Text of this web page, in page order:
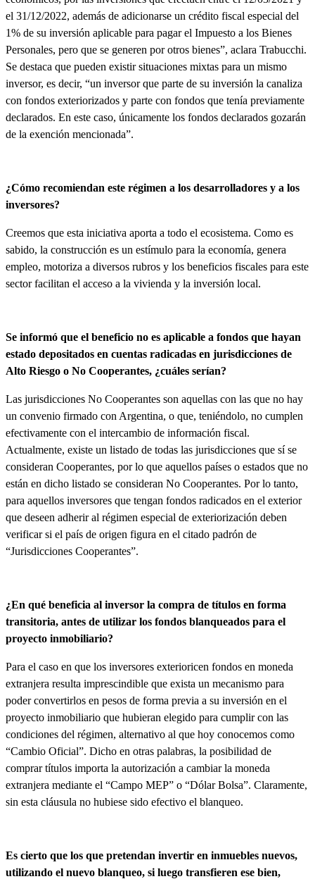
el 31/12/2022, además de adicionarse un crédito fiscal especial del
1% de su inversión aplicable para pagar el Impuesto a los Bienes
Personales, pero que se generen por otros bienes”, aclara Trabucchi.
Se destaca que pueden existir situaciones mixtas para un mismo
inversor, es decir, “un inversor que parte de su inversión la canaliza
con fondos exteriorizados y parte con fondos que tenía previamente
declarados. En este caso, únicamente los fondos declarados gozarán
de la exención mencionada”.
¿Cómo recomiendan este régimen a los desarrolladores y a los
inversores?
Creemos que esta iniciativa aporta a todo el ecosistema. Como es
sabido, la construcción es un estímulo para la economía, genera
empleo, motoriza a diversos rubros y los beneficios fiscales para este
sector facilitan el acceso a la vivienda y la inversión local.
Se informó que el beneficio no es aplicable a fondos que hayan
estado depositados en cuentas radicadas en jurisdicciones de
Alto Riesgo o No Cooperantes, ¿cuáles serían?
Las jurisdicciones No Cooperantes son aquellas con las que no hay
un convenio firmado con Argentina, o que, teniéndolo, no cumplen
efectivamente con el intercambio de información fiscal.
Actualmente, existe un listado de todas las jurisdicciones que sí se
consideran Cooperantes, por lo que aquellos países o estados que no
están en dicho listado se consideran No Cooperantes. Por lo tanto,
para aquellos inversores que tengan fondos radicados en el exterior
que deseen adherir al régimen especial de exteriorización deben
verificar si el país de origen figura en el citado padrón de
“Jurisdicciones Cooperantes”.
¿En qué beneficia al inversor la compra de títulos en forma
transitoria, antes de utilizar los fondos blanqueados para el
proyecto inmobiliario?
Para el caso en que los inversores exterioricen fondos en moneda
extranjera resulta imprescindible que exista un mecanismo para
poder convertirlos en pesos de forma previa a su inversión en el
proyecto inmobiliario que hubieran elegido para cumplir con las
condiciones del régimen, alternativo al que hoy conocemos como
“Cambio Oficial”. Dicho en otras palabras, la posibilidad de
comprar títulos importa la autorización a cambiar la moneda
extranjera mediante el “Campo MEP” o “Dólar Bolsa”. Claramente,
sin esta cláusula no hubiese sido efectivo el blanqueo.
Es cierto que los que pretendan invertir en inmuebles nuevos,
utilizando el nuevo blanqueo, si luego transfieren ese bien,